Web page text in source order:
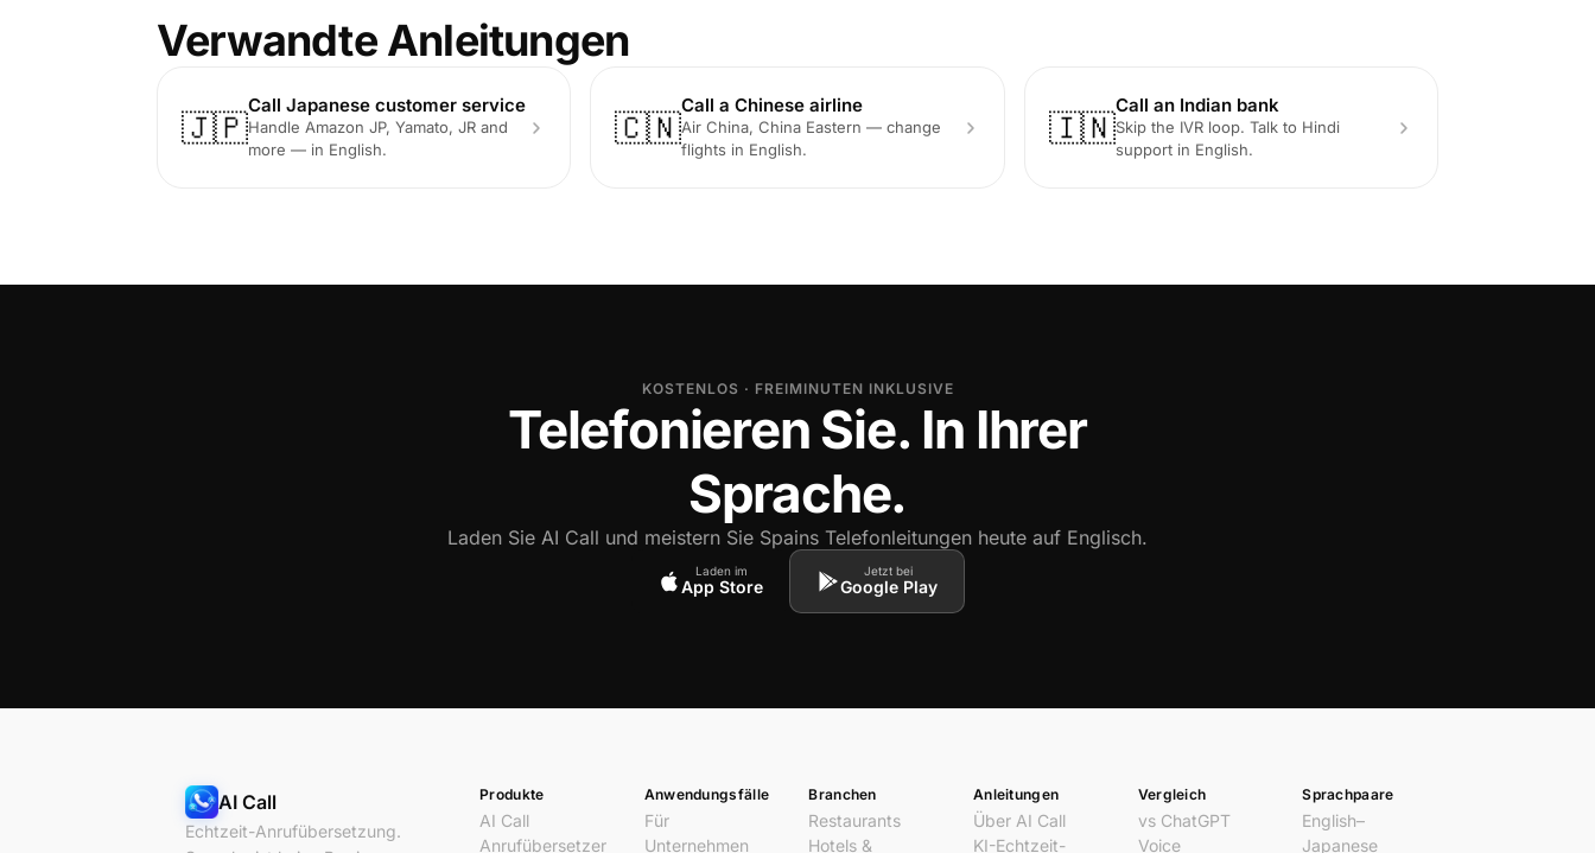
Verwandte Anleitungen
🇯🇵
Call Japanese customer service
Handle Amazon JP, Yamato, JR and
more — in English.
🇨🇳
Call a Chinese airline
Air China, China Eastern — change
flights in English.
🇮🇳
Call an Indian bank
Skip the IVR loop. Talk to Hindi
support in English.
KOSTENLOS · FREIMINUTEN INKLUSIVE
Telefonieren Sie. In Ihrer
Sprache.
Laden Sie AI Call und meistern Sie Spains Telefonleitungen heute auf Englisch.
Laden im
App Store
Jetzt bei
Google Play
AI Call
Echtzeit-Anrufübersetzung.
Produkte
AI Call
Anrufübersetzer
Anwendungsfälle
Für
Unternehmen
Branchen
Restaurants
Hotels &
Anleitungen
Über AI Call
KI-Echtzeit-
Vergleich
vs ChatGPT
Voice
Sprachpaare
English–
Japanese